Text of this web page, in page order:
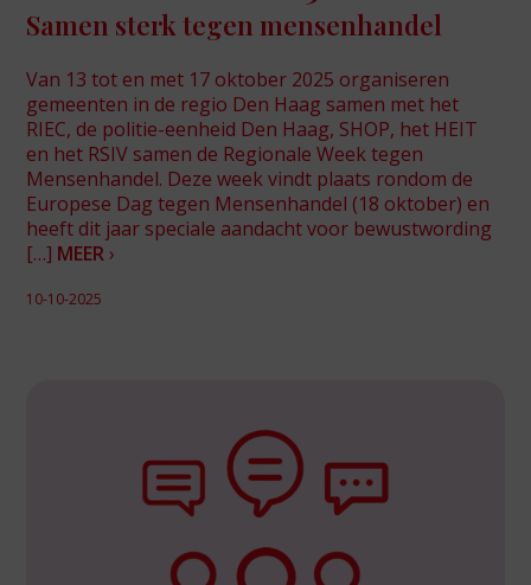
Samen sterk tegen mensenhandel
Van 13 tot en met 17 oktober 2025 organiseren
gemeenten in de regio Den Haag samen met het
RIEC, de politie-eenheid Den Haag, SHOP, het HEIT
en het RSIV samen de Regionale Week tegen
Mensenhandel. Deze week vindt plaats rondom de
Europese Dag tegen Mensenhandel (18 oktober) en
heeft dit jaar speciale aandacht voor bewustwording
[…] MEER ›
10-10-2025